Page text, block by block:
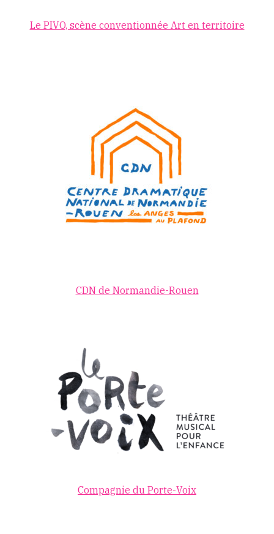
Le PIVO, scène conventionnée Art en territoire
CDN de Normandie-Rouen
Compagnie du Porte-Voix